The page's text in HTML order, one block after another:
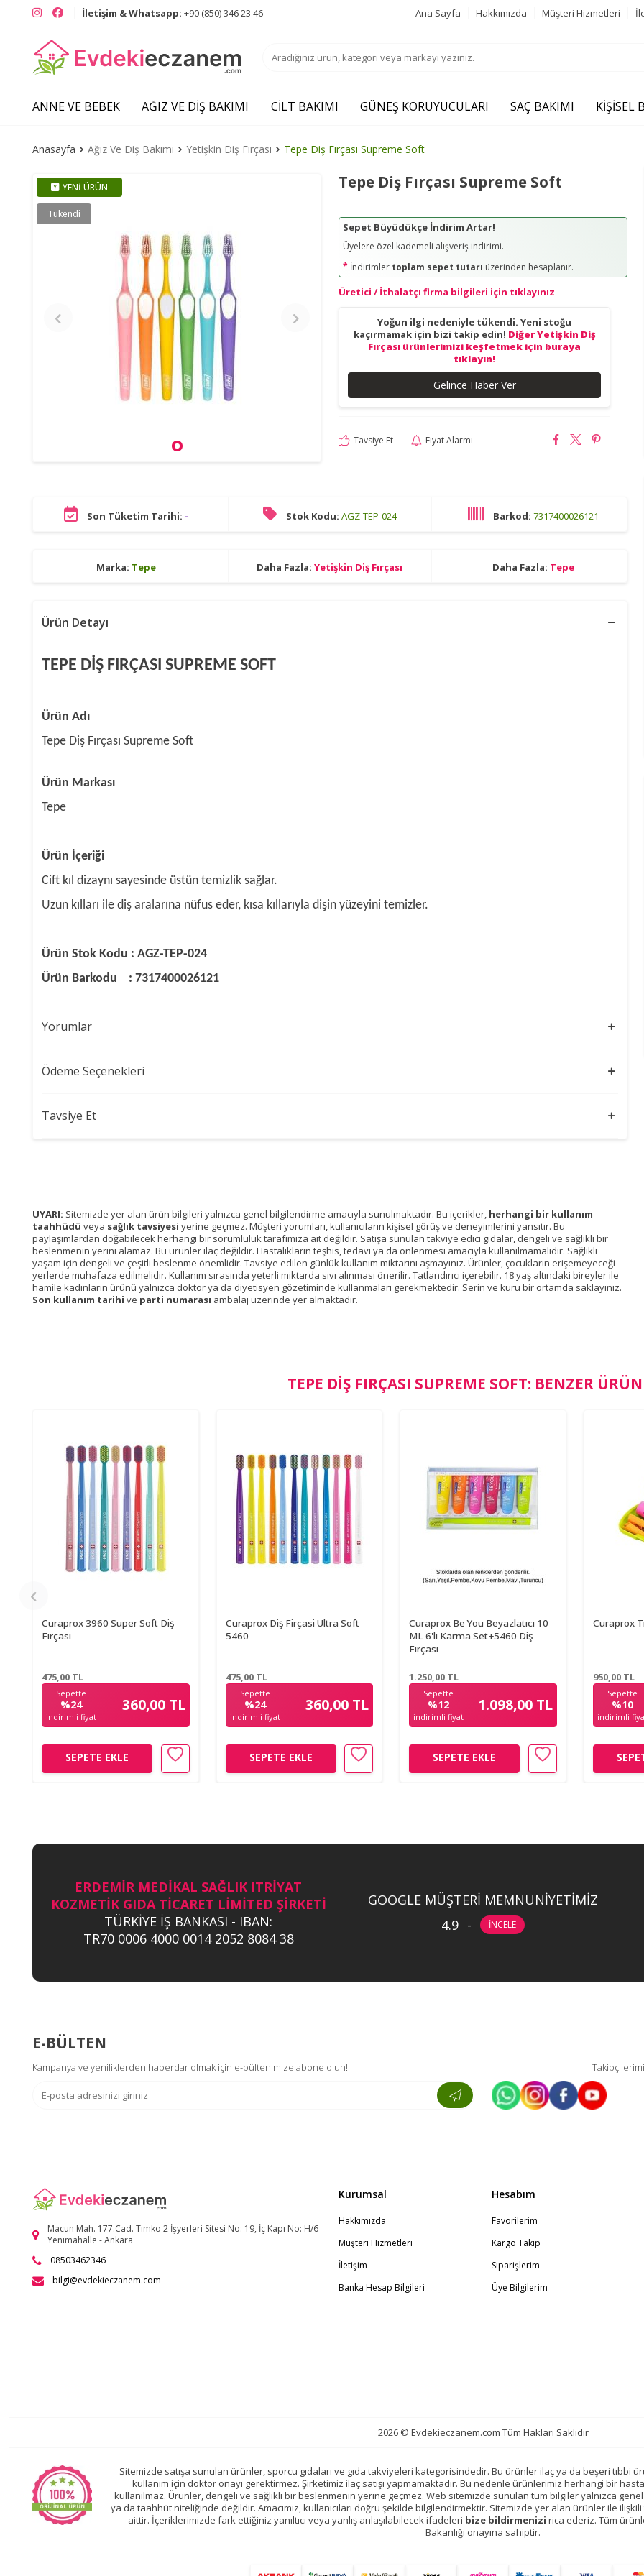
InstagramFacebookİletişim & Whatsapp: +90 (850) 346 23 46 Ana Sayfa Hakkımızda Müşteri Hizmetleri
ANNE VE BEBEK AĞIZ VE DIŞ BAKIMI CILT BAKIMI GÜNEŞ KORUYUCULARI SAÇ BAKIMI KIŞISEL
Anasayfa Ağız Ve Diş Bakımı Yetişkin Diş Fırçası Tepe Diş Fırçası Supreme Soft
YENI ÜRÜN
Tükendi
Tepe Diş Fırçası Supreme Soft
Sepet Büyüdükçe İndirim Artar!
Üyelere özel kademeli alışveriş indirimi.
* İndirimler toplam sepet tutarı üzerinden hesaplanır.
Üretici / İthalatçı firma bilgileri için tıklayınız
Yoğun ilgi nedeniyle tükendi. Yeni stoğu
kaçırmamak için bizi takip edin! Diğer Yetişkin Diş
Fırçası ürünlerimizi keşfetmek için buraya
tıklayın!
Gelince Haber Ver
Tavsiye Et Fiyat Alarmı
Son Tüketim Tarihi: - Stok Kodu: AGZ-TEP-024 Barkod: 7317400026121
Marka: Tepe Daha Fazla: Yetişkin Diş Fırçası Daha Fazla: Tepe
Ürün Detayı
TEPE DİŞ FIRÇASI SUPREME SOFT
Ürün Adı
Tepe Diş Fırçası Supreme Soft
Ürün Markası
Tepe
Ürün İçeriği
Cift kıl dizaynı sayesinde üstün temizlik sağlar.
Uzun kılları ile diş aralarına nüfus eder, kısa kıllarıyla dişin yüzeyini temizler.
Ürün Stok Kodu : AGZ-TEP-024
Ürün Barkodu : 7317400026121
Yorumlar
Ödeme Seçenekleri
Tavsiye Et
UYARI: Sitemizde yer alan ürün bilgileri yalnızca genel bilgilendirme amacıyla sunulmaktadır. Bu içerikler, herhangi bir kullanım
taahhüdü veya sağlık tavsiyesi yerine geçmez. Müşteri yorumları, kullanıcıların kişisel görüş ve deneyimlerini yansıtır. Bu
paylaşımlardan doğabilecek herhangi bir sorumluluk tarafımıza ait değildir. Satışa sunulan takviye edici gıdalar, dengeli ve sağlıklı bir
beslenmenin yerini alamaz. Bu ürünler ilaç değildir. Hastalıkların teşhis, tedavi ya da önlenmesi amacıyla kullanılmamalıdır. Sağlıklı
yaşam için dengeli ve çeşitli beslenme önemlidir. Tavsiye edilen günlük kullanım miktarını aşmayınız. Ürünler, çocukların erişemeyeceği
yerlerde muhafaza edilmelidir. Kullanım sırasında yeterli miktarda sıvı alınması önerilir. Tatlandırıcı içerebilir. 18 yaş altındaki bireyler ile
hamile kadınların ürünü yalnızca doktor ya da diyetisyen gözetiminde kullanmaları gerekmektedir. Serin ve kuru bir ortamda saklayınız.
Son kullanım tarihi ve parti numarası ambalaj üzerinde yer almaktadır.
TEPE DIŞ FIRÇASI SUPREME SOFT: BENZER
Curaprox 3960 Super Soft Diş
Fırçası
475,00 TL
Sepette
%24
indirimli fiyat
360,00 TL
SEPETE EKLE
Curaprox Diş Firçasi Ultra Soft
5460
475,00TL
Sepette
%24
indirimli fiyat
360,00 TL
SEPETE EKLE
Curaprox Be You Beyazlatıcı 10
ML 6'lı Karma Set+5460 Diş
Fırçası
1.250,00 TL
Sepette
%12
indirimli fiyat
1.098,00 TL
SEPETE EKLE
Curaprox
950,00TL
Sepette
%10
indirimli
ERDEMİR MEDİKAL SAĞLIK ITRİYAT
KOZMETİK GIDA TİCARET LİMİTED ŞİRKETİ
TÜRKİYE İŞ BANKASI - IBAN:
TR70 0006 4000 0014 2052 8084 38
GOOGLE MÜŞTERİ MEMNUNİYETİMİZ
4.9 - İNCELE
E-BÜLTEN
Kampanya ve yeniliklerden haberdar olmak için e-bültenimize abone olun!
Macun Mah. 177.Cad. Timko 2 İşyerleri Sitesi No: 19, İç Kapı No: H/6
Yenimahalle - Ankara
08503462346
bilgi@evdekieczanem.com
Kurumsal
Hakkımızda
Müşteri Hizmetleri
İletişim
Banka Hesap Bilgileri
Hesabım
Favorilerim
Kargo Takip
Siparişlerim
Üye Bilgilerim
2026 © Evdekieczanem.com Tüm Hakları Saklıdır
Sitemizde satışa sunulan ürünler, sporcu gıdaları ve gıda takviyeleri kategorisindedir. Bu ürünler ilaç ya da beşeri tıbbi
kullanım için doktor onayı gerektirmez. Şirketimiz ilaç satışı yapmamaktadır. Bu nedenle ürünlerimiz herhangi bir
kullanılmaz. Ürünler, dengeli ve sağlıklı bir beslenmenin yerine geçmez. Web sitemizde sunulan tüm bilgiler yalnızca
ya da taahhüt niteliğinde değildir. Amacımız, kullanıcıları doğru şekilde bilgilendirmektir. Sitemizde yer alan ürünler ile
aittir. İçeriklerimizde fark ettiğiniz yanıltıcı veya yanlış anlaşılabilecek ifadeleri bize bildirmenizi rica ederiz. Tüm
Bakanlığı onayına sahiptir.